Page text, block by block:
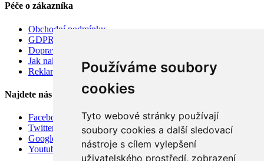
Používáme soubory
cookies
Tyto webové stránky používají
soubory cookies a další sledovací
nástroje s cílem vylepšení
uživatelského prostředí, zobrazení
Péče o zákazníka
Obchodní podmínky
GDPR
Doprava
Jak nakupovat
Reklamace
Najdete nás
Facebook
Twitter
Google
Youtube